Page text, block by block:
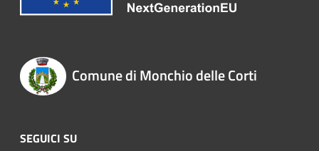
Comune di Monchio delle Corti
SEGUICI SU